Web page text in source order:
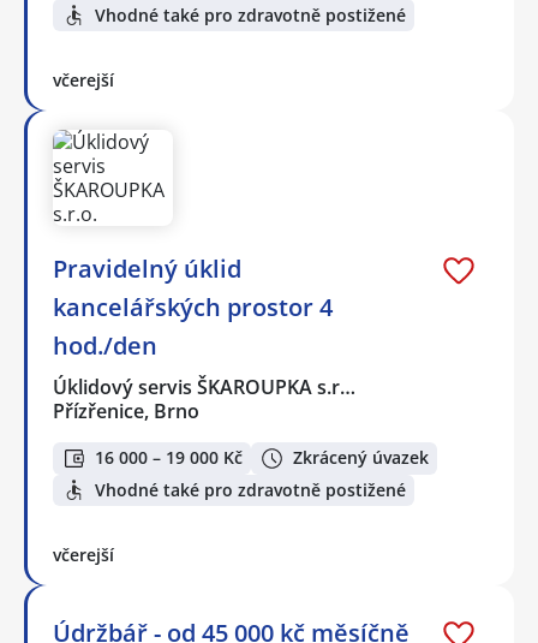
Vhodné také pro zdravotně postižené
včerejší
Pravidelný úklid
kancelářských prostor 4
hod./den
Úklidový servis ŠKAROUPKA s.r…
Přízřenice, Brno
16 000 – 19 000 Kč
Zkrácený úvazek
Vhodné také pro zdravotně postižené
včerejší
Údržbář - od 45 000 kč měsíčně